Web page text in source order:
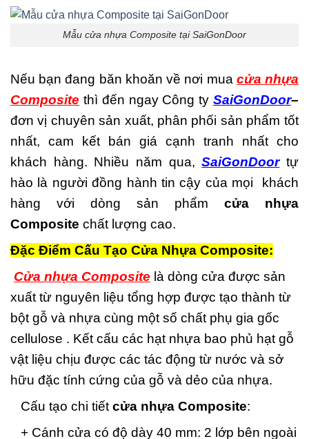
Mẫu cửa nhựa Composite tại SaiGonDoor
Nếu bạn đang băn khoăn về nơi mua cửa nhựa
Composite thì đến ngay Công ty SaiGonDoor–
đơn vị chuyên sản xuất, phân phối sản phẩm tốt
nhất, cam kết bán giá cạnh tranh nhất cho
khách hàng. Nhiều năm qua,SaiGonDoortự
hào là người đồng hành tin cậy của mọi khách
hàng với dòng sản phẩm cửa nhựa
Composite chất lượng cao.
Đặc Điểm Cấu Tạo Cửa Nhựa Composite:
Cửa nhựa Composite là dòng cửa được sản
xuất từ nguyên liệu tổng hợp được tạo thành từ
bột gỗ và nhựa cùng một số chất phụ gia gốc
cellulose . Kết cấu các hạt nhựa bao phủ hạt gỗ
vật liệu chịu được các tác động từ nước và sở
hữu đặc tính cứng của gỗ và dẻo của nhựa.
Cấu tạo chi tiết cửa nhựa Composite:
+ Cánh cửa có độ dày 40 mm: 2 lớp bên ngoài